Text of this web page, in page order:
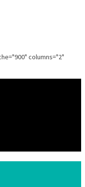
columns="2"